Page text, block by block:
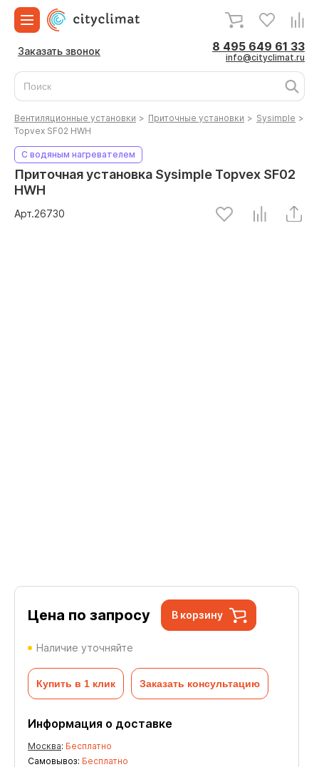
Заказать звонок 8 495 649 61 33
info@cityclimat.ru
Вентиляционные установки > Приточные установки > Sysimple >
Topvex SF02 HWH
С водяным нагревателем
Приточная установка Sysimple Topvex SF02
HWH
Арт.26730
Цена по запросу В корзину
Наличие уточняйте
Купить в 1 клик Заказать консультацию
Информация о доставке
Москва: Бесплатно
Самовывоз: Бесплатно